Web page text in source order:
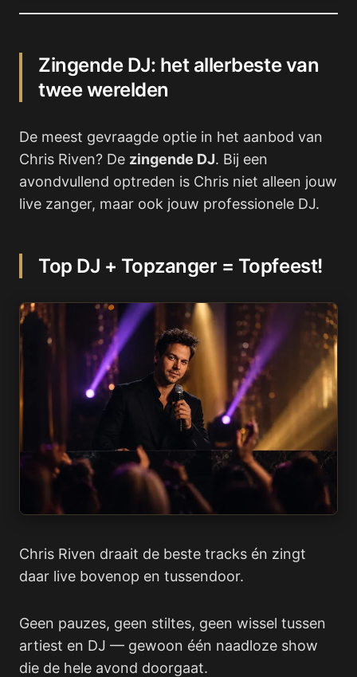
Zingende DJ: het allerbeste van
twee werelden
De meest gevraagde optie in het aanbod van
Chris Riven? De zingende DJ. Bij een
avondvullend optreden is Chris niet alleen jouw
live zanger, maar ook jouw professionele DJ.
Top DJ + Topzanger = Topfeest!
Chris Riven draait de beste tracks én zingt
daar live bovenop en tussendoor.
Geen pauzes, geen stiltes, geen wissel tussen
artiest en DJ — gewoon één naadloze show
die de hele avond doorgaat.